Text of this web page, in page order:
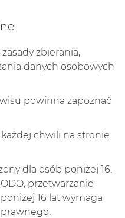
zbierania,
danych osobowych
powinna zapoznać
chwili na stronie
dla osób poniżej 16.
przetwarzanie
16 lat wymaga